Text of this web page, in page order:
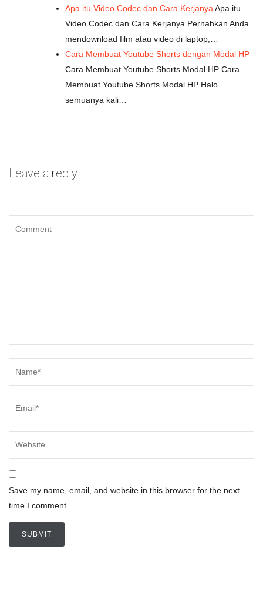
Apa itu Video Codec dan Cara Kerjanya Apa itu
Video Codec dan Cara Kerjanya Pernahkan Anda
mendownload film atau video di laptop,…
Cara Membuat Youtube Shorts dengan Modal HP
Cara Membuat Youtube Shorts Modal HP Cara
Membuat Youtube Shorts Modal HP Halo
semuanya kali…
Leave a reply
Save my name, email, and website in this browser for the next
time I comment.